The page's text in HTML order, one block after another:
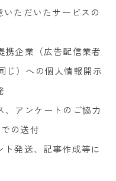
ただいたサービスの
携企業（広告配信業者
じ）への個人情報開示
アンケートのご協力
の送付
発送、記事作成等に